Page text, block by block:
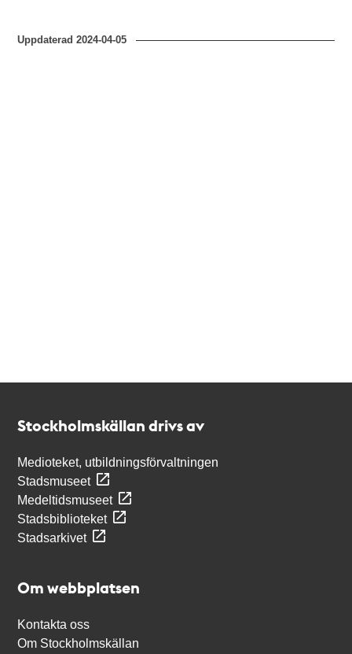
Uppdaterad2024-04-05
Stockholmskällan drivs av
Medioteket, utbildningsförvaltningen
Stadsmuseet
Medeltidsmuseet
Stadsbiblioteket
Stadsarkivet
Om webbplatsen
Kontakta oss
Om Stockholmskällan